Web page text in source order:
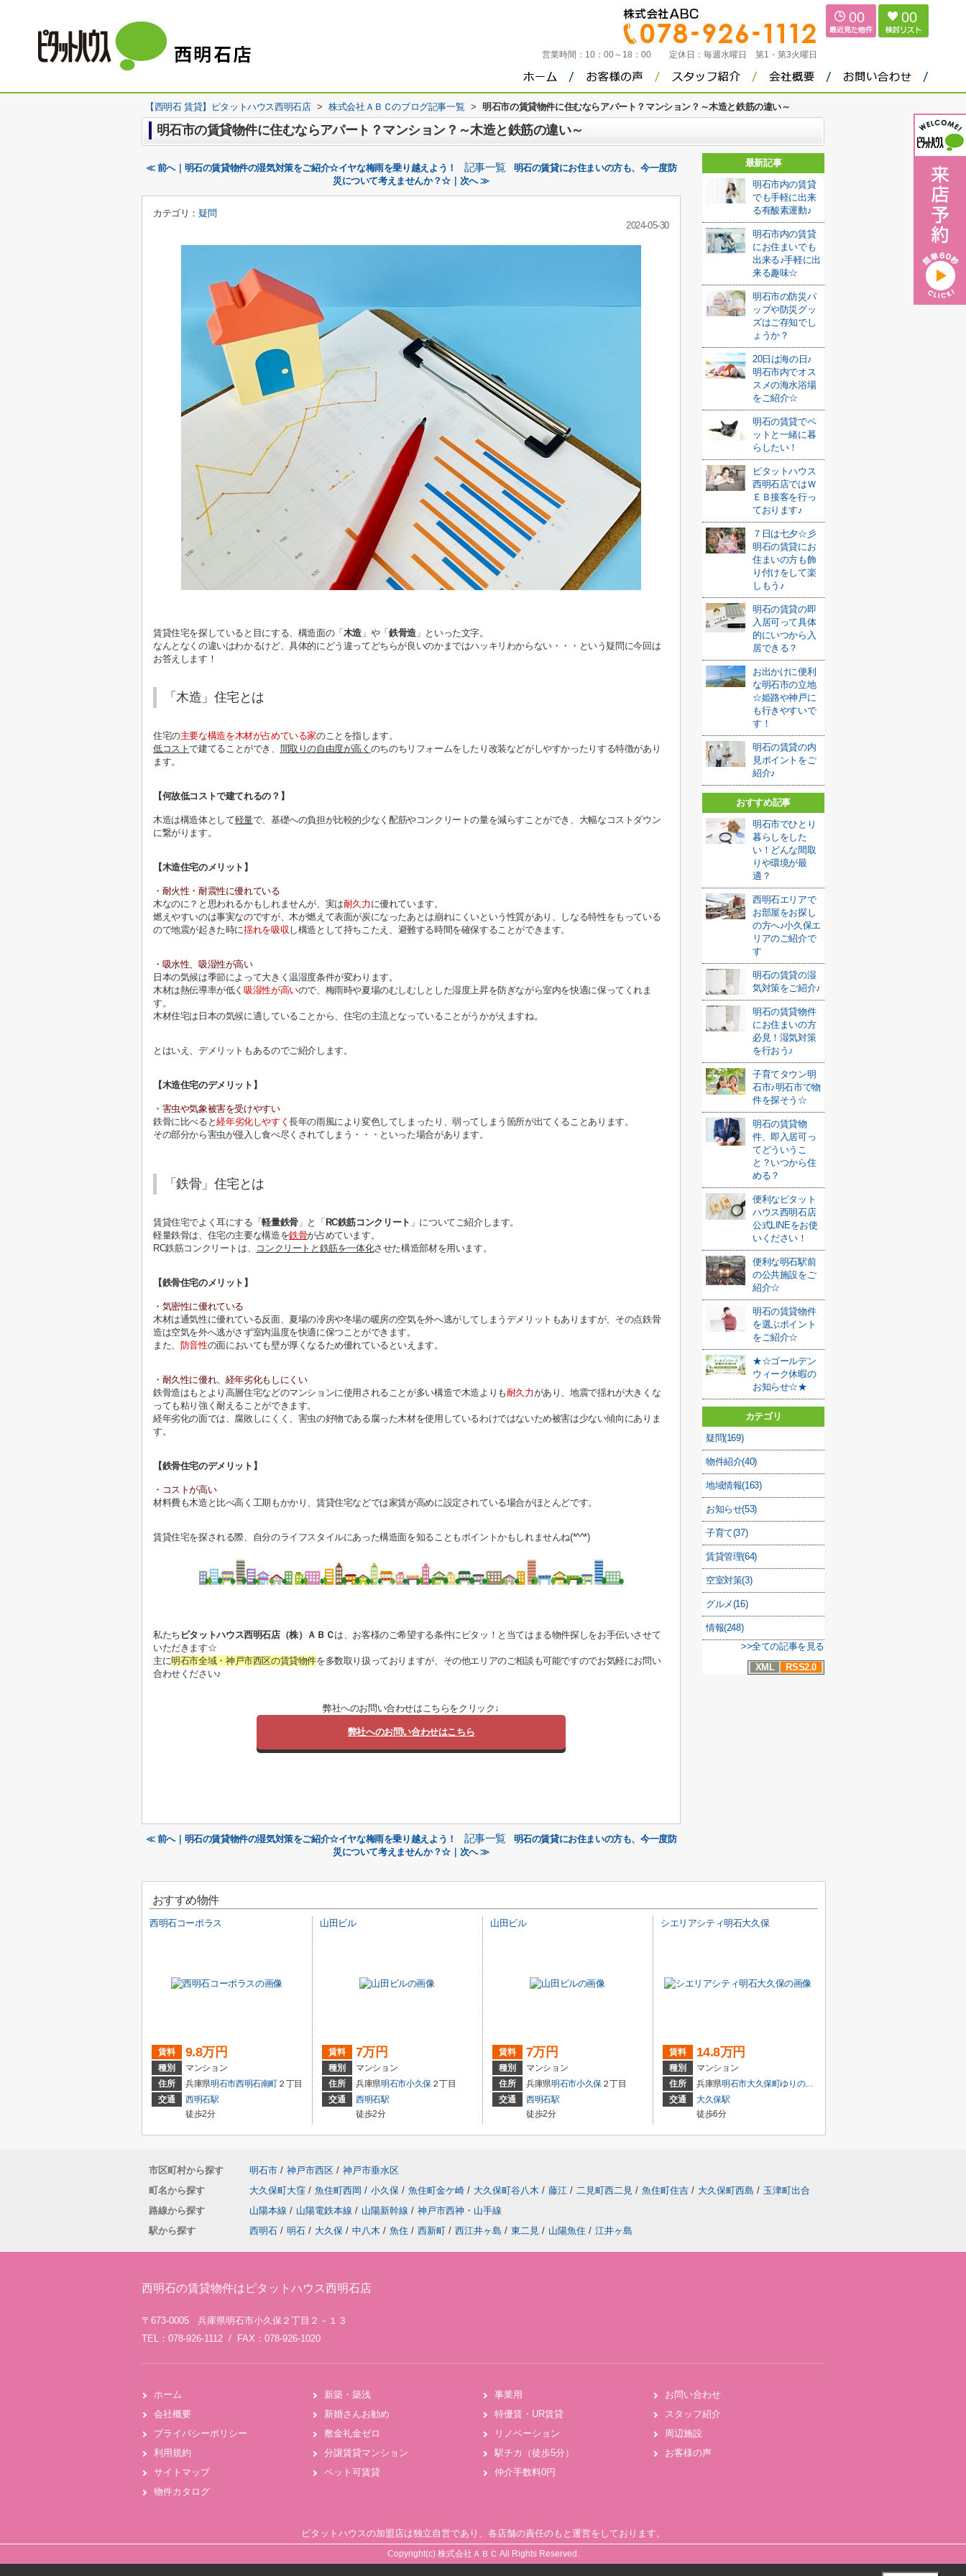
営業時間： 10：00～18：00 定休日： 毎週水曜日 第1・第3火曜日
00 00
【西明石 賃貸】ピタットハウス西明石店 > 株式会社ＡＢＣのブログ記事一覧 > 明石市の賃貸物件に住むならアパート？マンション？～木造と鉄筋の違い～
明石市の賃貸物件に住むならアパート？マンション？～木造と鉄筋の違い～
≪ 前へ｜明石の賃貸物件の湿気対策をご紹介☆イヤな梅雨を乗り越えよう！ 記事一覧
明石の賃貸にお住まいの方も、今一度防
災について考えませんか？☆｜次へ ≫
カテゴリ： 疑問
2024-05-30
賃貸住宅を探していると目にする、構造面の「 木造 」や「 鉄骨造」といった文字。
なんとなくの違いはわかるけど、具体的にどう違ってどちらが良いのかまではハッキリわからない・・・という疑問に今回は
お答えします！
「木造」住宅とは
住宅の主要な構造を木材が占めている家のことを指します。
低コストで建てることができ、 間取りの自由度が高く のちのちリフォームをしたり改装などがしやすかったりする特徴があり
ます。
【何故低コストで建てれるの？】
木造は構造体として軽量で、基礎への負担が比較的少なく 配筋やコンクリートの量を減らすことができ、大幅なコストダウン
に繋がります。
【木造住宅のメリット】
・耐火性・耐震性に優れている
木なのに？と思われるかもしれませんが、実は耐久力 に優れています。
燃えやすいのは事実なのですが、木が燃えて表面が炭になったあとは崩れにくいという性質があり、
しなる特性をもっている
ので地震が起きた時に揺れを吸収し構造として持ちこたえ、避難する時間を確保することができます。
・吸水性、吸湿性が高い
日本の気候は季節によって大きく温湿度条件が変わります。
木材は熱伝導率が低く吸湿性が高いので、梅雨時や夏場のむしむしとした湿度上昇を防ぎながら室内を快適に保ってくれま
す。
木材住宅は日本の気候に適していることから、住宅の主流となっていることがうかがえますね。
とはいえ、デメリットもあるのでご紹介します。
【木造住宅のデメリット】
・害虫や気象被害を受けやすい
鉄骨に比べると経年劣化しやすく長年の雨風により変色してしまったり、弱ってしまう箇所が出てくることあります。
その部分から害虫が侵入し食べ尽くされてしまう・・・といった場合があります。
「鉄骨」住宅とは
賃貸住宅でよく耳にする「軽量鉄骨」と「 RC鉄筋コンクリート 」についてご紹介します。
軽量鉄骨は、住宅の主要な構造を鉄骨が占めています。
RC鉄筋コンクリートは、
コンクリートと鉄筋を一体化させた構造部材を用います。
【鉄骨住宅のメリット】
・気密性に優れている
木材は通気性に優れている反面、夏場の冷房や冬場の暖房の空気を外へ逃がしてしまうデメリットもありますが、 その点鉄骨
造は空気を外へ逃がさず室内温度を快適に保つことができます。
また、 防音性の面においても壁が厚くなるため優れているといえます。
・耐久性に優れ、経年劣化もしにくい
鉄骨造はもとより高層住宅などのマンションに使用されることが多い構造で木造よりも耐久力があり、地震で揺れが大きくな
っても粘り強く耐えることができます。
経年劣化の面では、腐敗しにくく、害虫の好物である腐った木材を使用しているわけではないため被害は少ない傾向にありま
す。
【鉄骨住宅のデメリット】
・コストが高い
材料費も木造と比べ高く工期もかかり、 賃貸住宅などでは家賃が高めに設定されている場合がほとんどです。
賃貸住宅を探される際、自分のライフスタイルにあった構造面を知ることもポイントかもしれませんね(*^^*)
私たち ピタットハウス西明石店（株）ＡＢＣは、お客様のご希望する条件にピタッ！と当てはまる物件探しをお手伝いさせて
いただきます☆
主に明石市全域・神戸市西区の賃貸物件を多数取り扱っておりますが、 その他エリアのご相談も可能ですのでお気軽にお問い
合わせください♪
弊社へのお問い合わせはこちらをクリック↓
弊社へのお問い合わせはこちら
≪ 前へ｜明石の賃貸物件の湿気対策をご紹介☆イヤな梅雨を乗り越えよう！ 記事一覧
明石の賃貸にお住まいの方も、今一度防
災について考えませんか？☆｜次へ ≫
最新記事
明石市内の賃貸
でも手軽に出来
る有酸素運動♪
明石市内の賃貸
にお住まいでも
出来る♪手軽に出
来る趣味☆
明石市の防災パ
ップや防災グッ
ズはご存知でし
ょうか？
20日は海の日♪
明石市内でオス
スメの海水浴場
をご紹介☆
明石の賃貸でペ
ットと一緒に暮
らしたい！
ピタットハウス
西明石店ではＷ
ＥＢ接客を行っ
ております♪
７日は七夕☆彡
明石の賃貸にお
住まいの方も飾
り付けをして楽
しもう♪
明石の賃貸の即
入居可って具体
的にいつから入
居できる？
お出かけに便利
な明石市の立地
☆姫路や神戸に
も行きやすいで
す！
明石の賃貸の内
見ポイントをご
紹介♪
おすすめ記事
明石市でひとり
暮らしをした
い！どんな間取
りや環境が最
適？
西明石エリアで
お部屋をお探し
の方へ♪小久保エ
リアのご紹介で
す
明石の賃貸の湿
気対策をご紹介♪
明石の賃貸物件
にお住まいの方
必見！湿気対策
を行おう♪
子育てタウン明
石市♪明石市で物
件を探そう☆
明石の賃貸物
件、即入居可っ
てどういうこ
と？いつから住
める？
便利なピタット
ハウス西明石店
公式LINEをお使
いください！
便利な明石駅前
の公共施設をご
紹介☆
明石の賃貸物件
を選ぶポイント
をご紹介☆
★☆ゴールデン
ウィーク休暇の
お知らせ☆★
カテゴリ
疑問(169)
物件紹介(40)
地域情報(163)
お知らせ(53)
子育て(37)
賃貸管理(64)
空室対策(3)
グルメ(16)
情報(248)
>>全ての記事を見る
XML
RSS2.0
おすすめ物件
西明石コーポラス
賃料 9.8万円
種別
マンション
住所
兵庫県明石市西明石南町 ２丁目
交通
西明石駅
徒歩2分
山田ビル
賃料 7万円
種別
マンション
住所
兵庫県明石市小久保２丁目
交通
西明石駅
徒歩2分
山田ビル
賃料 7万円
種別
マンション
住所
兵庫県明石市小久保２丁目
交通
西明石駅
徒歩2分
シエリアシティ明石大久保
賃料 14.8万円
種別
マンション
住所
兵庫県明石市大久保町ゆりのき通
交通
大久保駅
徒歩6分
市区町村から探す 明石市 / 神戸市西区 / 神戸市垂水区
町名から探す
大久保町大窪 / 魚住町西岡 / 小久保 / 魚住町金ケ崎 / 大久保町谷八木 / 藤江 / 二見町西二見 / 魚住町住吉 / 大久保町西島 / 玉津町出合
路線から探す
山陽本線 / 山陽電鉄本線 / 山陽新幹線 / 神戸市西神・山手線
駅から探す
西明石 / 明石 / 大久保 / 中八木 / 魚住 / 西新町 / 西江井ヶ島 / 東二見 / 山陽魚住 / 江井ヶ島
西明石の賃貸物件はピタットハウス西明石店
〒673-0005 兵庫県明石市小久保２丁目２－１３
TEL：078-926-1112 / FAX：078-926-1020
ホーム
会社概要
プライバシーポリシー
利用規約
サイトマップ
物件カタログ
新築・築浅
新婚さんお勧め
敷金礼金ゼロ
分譲賃貸マンション
ペット可賃貸
事業用
特優賃・UR賃貸
リノベーション
駅チカ（徒歩5分）
仲介手数料0円
お問い合わせ
スタッフ紹介
周辺施設
お客様の声
ピタットハウスの加盟店は独立自営であり、各店舗の責任のもと運営をしております。
Copyright(c) 株式会社ＡＢＣ All Rights Reserved.